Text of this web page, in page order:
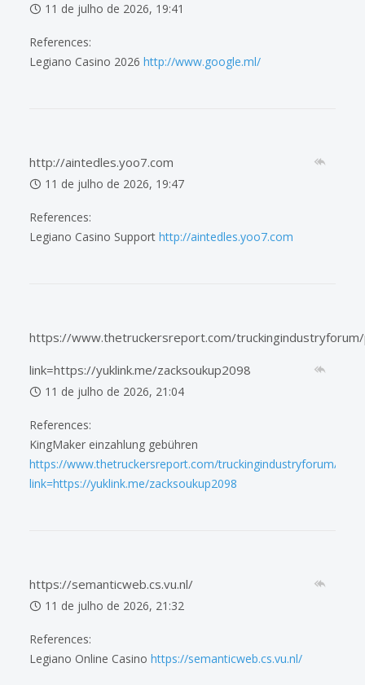
11 de julho de 2026, 19:41
References:
Legiano Casino 2026 http://www.google.ml/
http://aintedles.yoo7.com
11 de julho de 2026, 19:47
References:
Legiano Casino Support http://aintedles.yoo7.com
https://www.thetruckersreport.com/
link=https://yuklink.me/zacksoukup2098
11 de julho de 2026, 21:04
References:
KingMaker einzahlung gebühren
https://www.thetruckersreport.com/truckingindustryforum/
link=https://yuklink.me/zacksoukup2098
https://semanticweb.cs.vu.nl/
11 de julho de 2026, 21:32
References:
Legiano Online Casino https://semanticweb.cs.vu.nl/